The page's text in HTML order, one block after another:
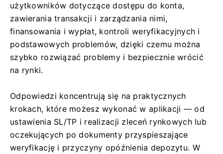
użytkowników dotyczące dostępu do konta,
zawierania transakcji i zarządzania nimi,
finansowania i wypłat, kontroli weryfikacyjnych i
podstawowych problemów, dzięki czemu można
szybko rozwiązać problemy i bezpiecznie wrócić
na rynki.
Odpowiedzi koncentrują się na praktycznych
krokach, które możesz wykonać w aplikacji — od
ustawienia SL/TP i realizacji zleceń rynkowych lub
oczekujących po dokumenty przyspieszające
weryfikację i przyczyny opóźnienia depozytu. W